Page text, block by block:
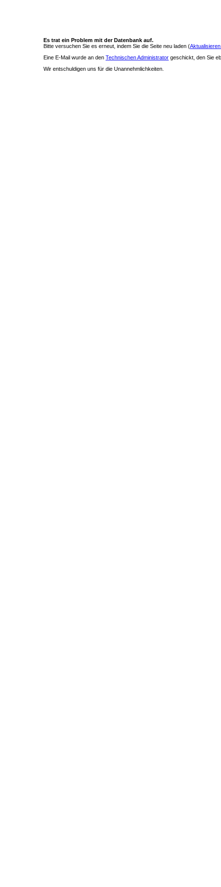
Es trat ein Problem mit der Datenbank auf.
Bitte versuchen Sie es erneut, indem Sie die Seite neu laden (
Eine E-Mail wurde an den Technischen Administrator geschickt, den Sie
Wir entschuldigen uns für die Unannehmlichkeiten.